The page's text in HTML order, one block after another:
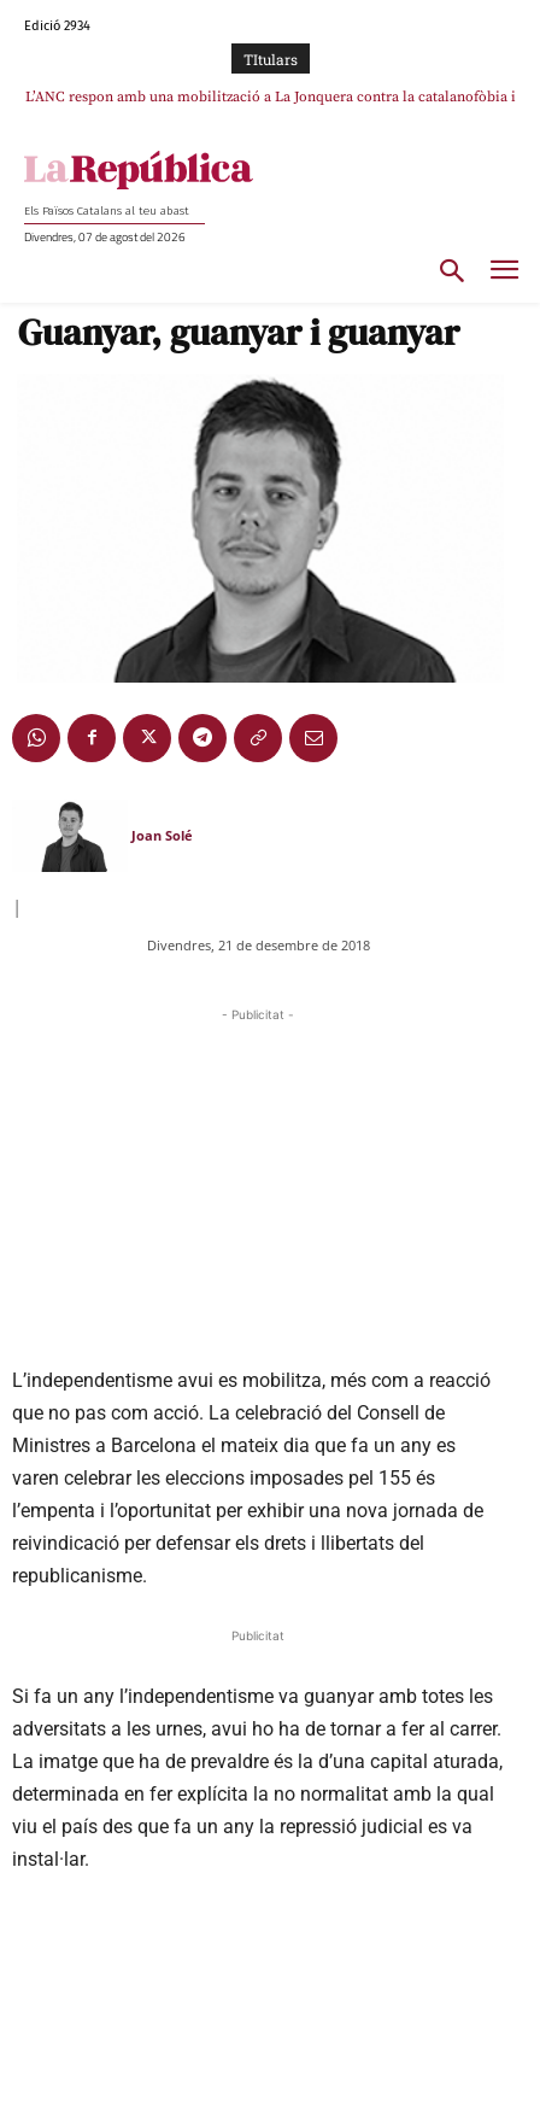
Edició 2934
TItulars
L’ANC respon amb una mobilització a La Jonquera contra la catalanofòbia i
Els Països Catalans al teu abast
Divendres, 07 de agost del 2026
Guanyar, guanyar i guanyar
Joan Solé
|
Divendres, 21 de desembre de 2018
- Publicitat -
L’independentisme avui es mobilitza, més com a reacció
que no pas com acció. La celebració del Consell de
Ministres a Barcelona el mateix dia que fa un any es
varen celebrar les eleccions imposades pel 155 és
l’empenta i l’oportunitat per exhibir una nova jornada de
reivindicació per defensar els drets i llibertats del
republicanisme.
Publicitat
Si fa un any l’independentisme va guanyar amb totes les
adversitats a les urnes, avui ho ha de tornar a fer al carrer.
La imatge que ha de prevaldre és la d’una capital aturada,
determinada en fer explícita la no normalitat amb la qual
viu el país des que fa un any la repressió judicial es va
instal·lar.